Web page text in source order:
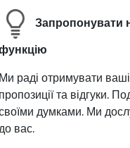
Запропонувати
Ми раді отримувати ваші
пропозиції та відгуки.
думками. Ми
до вас.